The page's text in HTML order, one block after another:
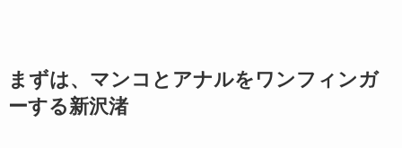
まずは、マンコとアナルをワンフィンガ
ーする新沢渚